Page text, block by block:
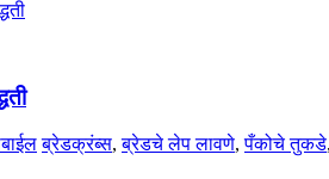
ब्रेडक्रंब्स,ब्रेडचे लेप लावणे,पँकोचे तुकडे